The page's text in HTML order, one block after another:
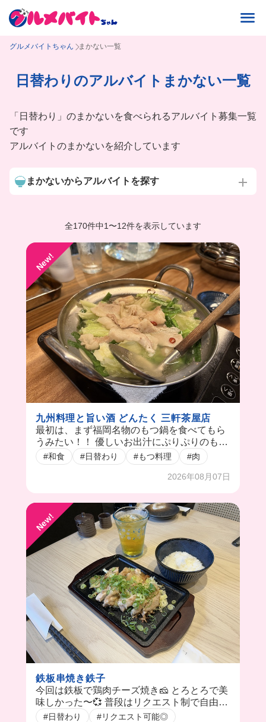
グルメバイトちゃん まかない一覧
日替わりのアルバイトまかない一覧
「日替わり」のまかないを食べられるアルバイト募集一覧
です
アルバイトのまかないを紹介しています
まかないからアルバイトを探す
全170件中1 〜12件を表示しています
New!
九州料理と旨い酒 どんたく 三軒茶屋店
最初は、まず福岡名物のもつ鍋を食べてもら
うみたい！！ 優しいお出汁にぷりぷりのもつ
が最高すぎた…😭 甘いお醤油と個人的に柚子
胡椒で食べるのが悶絶レベルで美味しかった
よ😂 慣れてきたら、完全自由！ 好きな物食
ら好き嫌い多くてもダイエット中でも安心🫶
#和食 #日替わり #もつ料理 #肉
2026年08月07日
New!
鉄板串焼き鉄子
今回は鉄板で鶏肉チーズ焼き🧀 とろとろで美
味しかった〜💞 普段はリクエスト制で自由に
作ってくれるらしい‼️
#日替わり #リクエスト可能◎